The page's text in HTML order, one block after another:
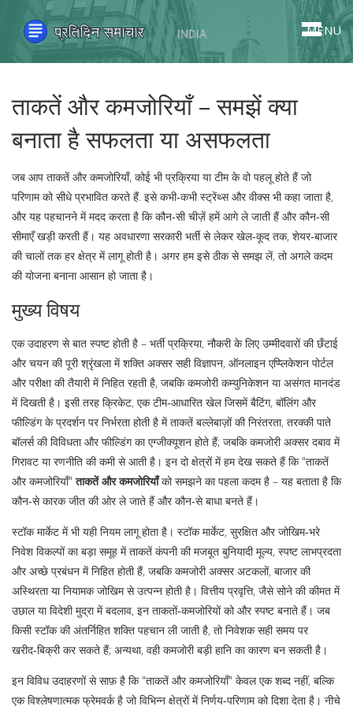
MENU
ताकतें और कमजोरियाँ – समझें क्या
बनाता है सफलता या असफलता
जब आप ताकतें और कमजोरियाँ, कोई भी प्रक्रिया या टीम के वो पहलू होते हैं जो
परिणाम को सीधे प्रभावित करते हैं. इसे कभी‑कभीस्ट्रेंथ्स और वीक्सभी कहा जाता है,
और यह पहचानने में मदद करता है कि कौन‑सी चीज़ें हमें आगे ले जाती हैं और कौन‑सी
सीमाएँ खड़ी करती हैं। यह अवधारणा सरकारी भर्ती से लेकर खेल‑कूद तक, शेयर‑बाजार
की चालों तक हर क्षेत्र में लागू होती है। अगर हम इसे ठीक से समझ लें, तो अगले कदम
की योजना बनाना आसान हो जाता है।
मुख्य विषय
एक उदाहरण से बात स्पष्ट होती है – भर्ती प्रक्रिया, नौकरी के लिए उम्मीदवारों की छँटाई
और चयन की पूरी श्रृंखलामें शक्ति अक्सर सही विज्ञापन, ऑनलाइन एप्प्लिकेशन पोर्टल
और परीक्षा की तैयारी में निहित रहती है, जबकि कमजोरी कम्युनिकेशन या असंगत मानदंड
में दिखती है। इसी तरह क्रिकेट, एक टीम‑आधारित खेल जिसमें बैटिंग, बॉलिंग और
फील्डिंग के प्रदर्शन पर निर्भरता होती है में ताकतें बल्लेबाज़ों की निरंतरता, तरक्की पाते
बॉलर्स की विविधता और फील्डिंग का एग्जीक्यूशन होते हैं; जबकि कमजोरी अक्सर दबाव में
गिरावट या रणनीति की कमी से आती है। इन दो क्षेत्रों में हम देख सकते हैं कि "ताकतें
और कमजोरियाँ"ताकतें और कमजोरियाँको समझने का पहला कदम है – यह बताता है कि
कौन‑से कारक जीत की ओर ले जाते हैं और कौन‑से बाधा बनते हैं।
स्टॉक मार्केट में भी यही नियम लागू होता है। स्टॉक मार्केट, सुरक्षित और जोखिम‑भरे
निवेश विकल्पों का बड़ा समूह में ताकतें कंपनी की मजबूत बुनियादी मूल्य, स्पष्ट लाभप्रदता
और अच्छे प्रबंधन में निहित होती हैं, जबकि कमजोरी अक्सर अटकलों, बाजार की
अस्थिरता या नियामक जोखिम से उत्पन्न होती है। वित्तीय प्रवृत्ति, जैसे सोने की कीमत में
उछाल या विदेशी मुद्रा में बदलाव, इन ताकतों‑कमजोरियों को और स्पष्ट बनाते हैं। जब
किसी स्टॉक की अंतर्निहित शक्ति पहचान ली जाती है, तो निवेशक सही समय पर
खरीद‑बिक्री कर सकते हैं; अन्यथा, वही कमजोरी बड़ी हानि का कारण बन सकती है।
इन विविध उदाहरणों से साफ़ है कि "ताकतें और कमजोरियाँ" केवल एक शब्द नहीं, बल्कि
एक विश्लेषणात्मक फ्रेमवर्क है जो विभिन्न क्षेत्रों में निर्णय‑परिणाम को दिशा देता है। नीचे